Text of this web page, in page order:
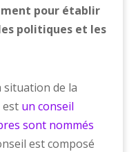
pour établir
politiques et les
situation de la
est un conseil
sont nommés
est composé